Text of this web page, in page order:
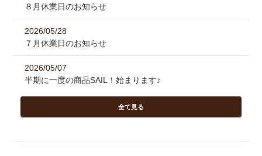
８月休業日のお知らせ
2026/05/28
７月休業日のお知らせ
2026/05/07
半期に一度の商品SAIL！始まります♪
全て見る